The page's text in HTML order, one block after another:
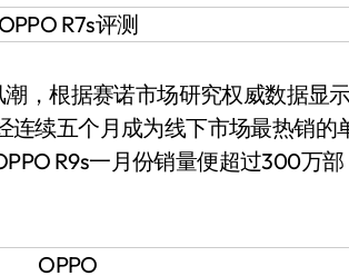
根据赛诺市场研究权威数据显示
连续五个月成为线下市场最热销的
R9s一月份销量便超过300万